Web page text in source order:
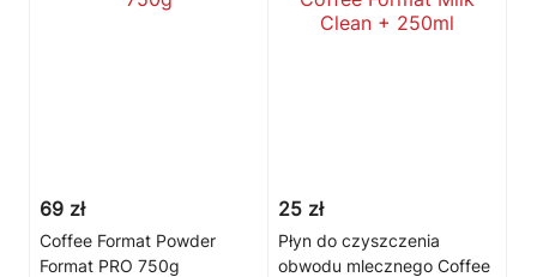
69 zł
Coffee Format Powder
Format PRO 750g
25 zł
Płyn do czyszczenia
obwodu mlecznego Coffee